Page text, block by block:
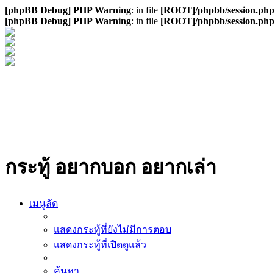
[phpBB Debug] PHP Warning: in file [ROOT]/phpbb/session.php
[phpBB Debug] PHP Warning: in file [ROOT]/phpbb/session.php
กระทู้ อยากบอก อยากเล่า
เมนูลัด
แสดงกระทู้ที่ยังไม่มีการตอบ
แสดงกระทู้ที่เปิดดูแล้ว
ค้นหา